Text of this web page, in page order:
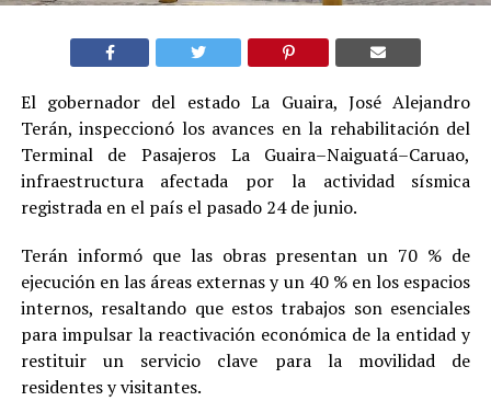
El gobernador del estado La Guaira, José Alejandro
Terán, inspeccionó los avances en la rehabilitación del
Terminal de Pasajeros La Guaira–Naiguatá–Caruao,
infraestructura afectada por la actividad sísmica
registrada en el país el pasado 24 de junio.
Terán informó que las obras presentan un 70 % de
ejecución en las áreas externas y un 40 % en los espacios
internos, resaltando que estos trabajos son esenciales
para impulsar la reactivación económica de la entidad y
restituir un servicio clave para la movilidad de
residentes y visitantes.